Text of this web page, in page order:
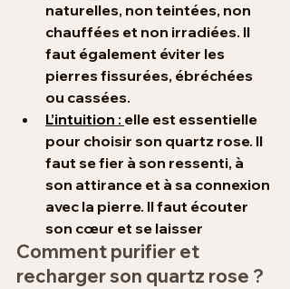
naturelles, non teintées, non
chauffées et non irradiées. Il
faut également éviter les
pierres fissurées, ébréchées
ou cassées.
L’intuition : elle est essentielle
pour choisir son quartz rose. Il
faut se fier à son ressenti, à
son attirance et à sa connexion
avec la pierre. Il faut écouter
son cœur et se laisser
Comment purifier et
recharger son quartz rose ?